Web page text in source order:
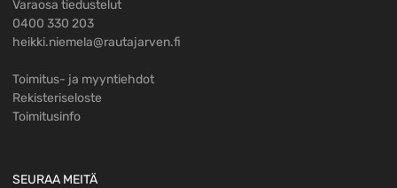
Varaosa tiedustelut
0400 330 203
heikki.niemela@rautajarven.fi
Toimitus- ja myyntiehdot
Rekisteriseloste
Toimitusinfo
SEURAA MEITÄ